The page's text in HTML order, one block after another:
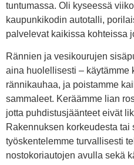
tuntumassa. Oli kyseessä
kaupunkikodin autotalli,
palvelevat kaikissa kohteissa
Rännien ja vesikourujen
aina huolellisesti – käytämme
rännikauhaa, ja poistamme
sammaleet. Keräämme lian
jotta puhdistusjäänteet eivät
Rakennuksen korkeudesta
työskentelemme turvallisesti
nostokoriautojen avulla sekä